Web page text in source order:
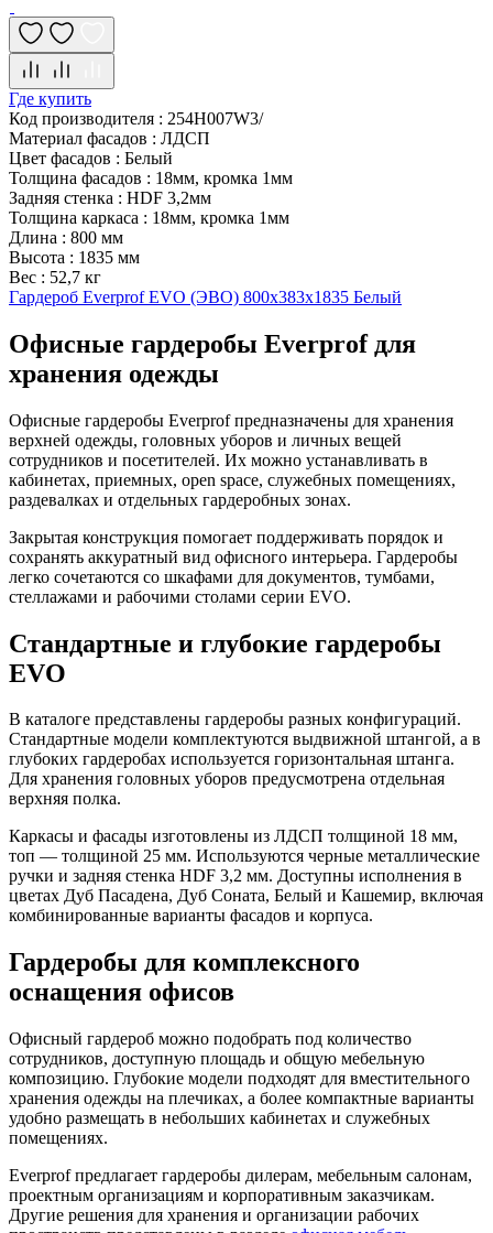
Где купить
Код производителя : 254H007W3/
Материал фасадов : ЛДСП
Цвет фасадов : Белый
Толщина фасадов : 18мм, кромка 1мм
Задняя стенка : HDF 3,2мм
Толщина каркаса : 18мм, кромка 1мм
Длина : 800 мм
Высота : 1835 мм
Вес : 52,7 кг
Гардероб Everprof EVO (ЭВО) 800х383x1835 Белый
Офисные гардеробы Everprof для
хранения одежды
Офисные гардеробы Everprof предназначены для хранения
верхней одежды, головных уборов и личных вещей
сотрудников и посетителей. Их можно устанавливать в
кабинетах, приемных, open space, служебных помещениях,
раздевалках и отдельных гардеробных зонах.
Закрытая конструкция помогает поддерживать порядок и
сохранять аккуратный вид офисного интерьера. Гардеробы
легко сочетаются со шкафами для документов, тумбами,
стеллажами и рабочими столами серии EVO.
Стандартные и глубокие гардеробы
EVO
В каталоге представлены гардеробы разных конфигураций.
Стандартные модели комплектуются выдвижной штангой, а в
глубоких гардеробах используется горизонтальная штанга.
Для хранения головных уборов предусмотрена отдельная
верхняя полка.
Каркасы и фасады изготовлены из ЛДСП толщиной 18 мм,
топ — толщиной 25 мм. Используются черные металлические
ручки и задняя стенка HDF 3,2 мм. Доступны исполнения в
цветах Дуб Пасадена, Дуб Соната, Белый и Кашемир, включая
комбинированные варианты фасадов и корпуса.
Гардеробы для комплексного
оснащения офисов
Офисный гардероб можно подобрать под количество
сотрудников, доступную площадь и общую мебельную
композицию. Глубокие модели подходят для вместительного
хранения одежды на плечиках, а более компактные варианты
удобно размещать в небольших кабинетах и служебных
помещениях.
Everprof предлагает гардеробы дилерам, мебельным салонам,
проектным организациям и корпоративным заказчикам.
Другие решения для хранения и организации рабочих